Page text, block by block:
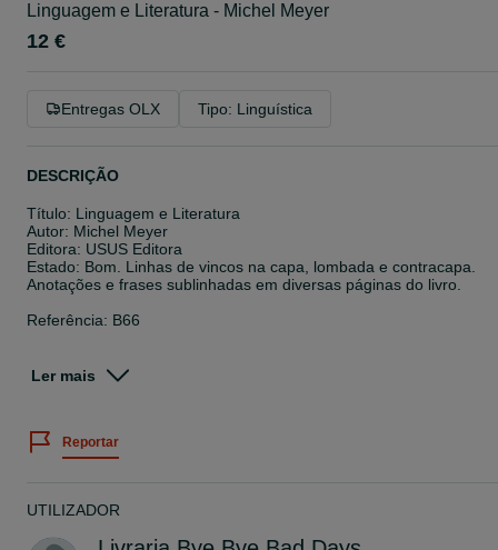
Linguagem e Literatura - Michel Meyer
12 €
Entregas OLX Tipo: Linguística
DESCRIÇÃO
Título: Linguagem e Literatura
Autor: Michel Meyer
Editora: USUS Editora
Estado: Bom. Linhas de vincos na capa, lombada e contracapa.
Anotações e frases sublinhadas em diversas páginas do livro.
Referência: B66
Sim! Fazemos envios em correio editorial normal, a custo
3 x por semana, para todo o país e ilhas. Também enviamos para
Basta enviar-nos uma mensagem. Não estamos
Ler mais
Reportar
UTILIZADOR